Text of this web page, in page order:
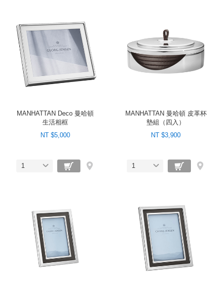
MANHATTAN Deco 曼哈頓
生活相框
NT $5,000
1
MANHATTAN 曼哈頓 皮革杯
墊組（四入）
NT $3,900
1